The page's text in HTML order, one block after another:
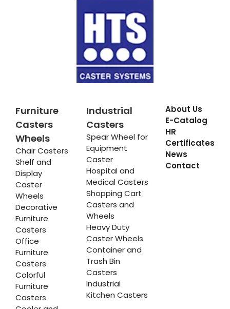
Furniture
Casters
Wheels
Chair Casters
Shelf and
Display
Caster
Wheels
Decorative
Furniture
Casters
Office
Furniture
Casters
Colorful
Furniture
Casters
Industrial
Casters
Spear Wheel for
Equipment
Caster
Hospital and
Medical Casters
Shopping Cart
Casters and
Wheels
Heavy Duty
Caster Wheels
Container and
Trash Bin
Casters
Industrial
Kitchen Casters
About Us
E-Catalog
HR
Certificates
News
Contact